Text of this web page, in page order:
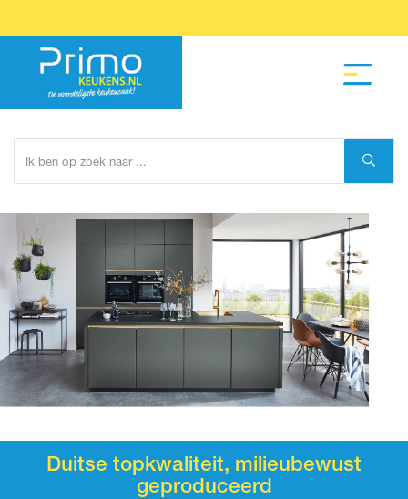
Duitse topkwaliteit, milieubewust
geproduceerd